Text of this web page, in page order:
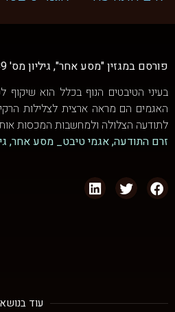
פורסם במגזין "מסע אחר", גיליון מס' 189, יוני 2007
בעיני הטיבטים הנוף בכלל הוא
האגמים הם מראה ארצית לצלילות
לתודעה הצלולה ולמחשבות המכסות
זרם התודעה, אגמי טיבט_ מסע אחר, גיליון 189,
עוד בנושא